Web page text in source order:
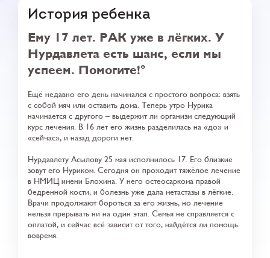
История ребенка
Ему 17 лет. РАК уже в лёгких. У
Нурдавлета есть шанс, если мы
успеем. Помогите!
Ещё недавно его день начинался с простого вопроса: взять
с собой мяч или оставить дома. Теперь утро Нурика
начинается с другого – выдержит ли организм следующий
курс лечения. В 16 лет его жизнь разделилась на «до» и
«сейчас», и назад дороги нет.
Нурдавлету Асылову 25 мая исполнилось 17. Его близкие
зовут его Нуриком. Сегодня он проходит тяжёлое лечение
в НМИЦ имени Блохина. У него остеосаркома правой
бедренной кости, и болезнь уже дала метастазы в лёгкие.
Врачи продолжают бороться за его жизнь, но лечение
нельзя прерывать ни на один этап. Семья не справляется с
оплатой, и сейчас всё зависит от того, найдётся ли помощь
вовремя.